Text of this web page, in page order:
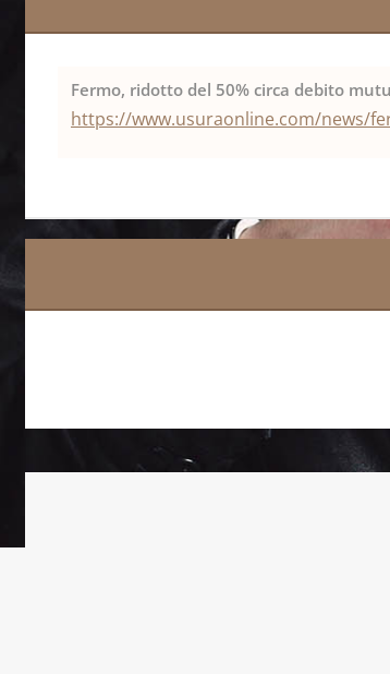
Fermo, ridotto del 50% circa debito
https://www.usuraonline.com/news/